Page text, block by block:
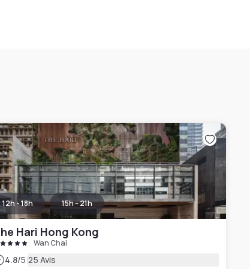
12h - 18h 15h - 21h
Hari Hong Kong
Wan Chai
4.8/5|25 Avis